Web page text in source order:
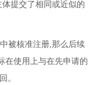
提交了相同或近似的
被核准注册,那么后续
在使用上与在先申请的
。